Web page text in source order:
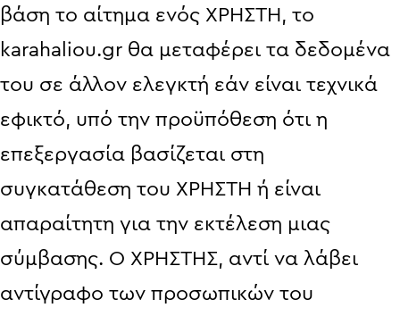
βάση το αίτημα ενός ΧΡΗΣΤΗ, το
karahaliou.gr θα μεταφέρει τα δεδομένα
του σε άλλον ελεγκτή εάν είναι τεχνικά
εφικτό, υπό την προϋπόθεση ότι η
επεξεργασία βασίζεται στη
συγκατάθεση του ΧΡΗΣΤΗ ή είναι
απαραίτητη για την εκτέλεση μιας
σύμβασης. Ο ΧΡΗΣΤΗΣ, αντί να λάβει
αντίγραφο των προσωπικών του